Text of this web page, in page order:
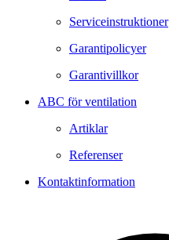
Serviceinstruktioner
Garantipolicyer
Garantivillkor
ABC för ventilation
Artiklar
Referenser
Kontaktinformation